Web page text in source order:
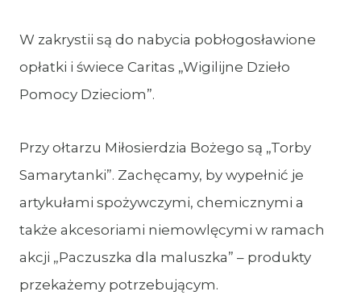
W zakrystii są do nabycia pobłogosławione
opłatki i świece Caritas „Wigilijne Dzieło
Pomocy Dzieciom”.
Przy ołtarzu Miłosierdzia Bożego są „Torby
Samarytanki”. Zachęcamy, by wypełnić je
artykułami spożywczymi, chemicznymi a
także akcesoriami niemowlęcymi w ramach
akcji „Paczuszka dla maluszka” – produkty
przekażemy potrzebującym.